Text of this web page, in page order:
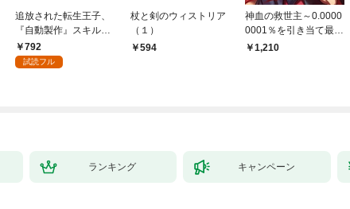
追放された転生王子、
『自動製作』スキルで
領地を爆速で開拓し最
強の村を作ってしまう
792
試読フル
杖と剣のウィストリア
（１）
594
神血の救世主～0.0000
0001％を引き当て最強
へ～【電子書籍特典
1,210
ランキング キャンペーン